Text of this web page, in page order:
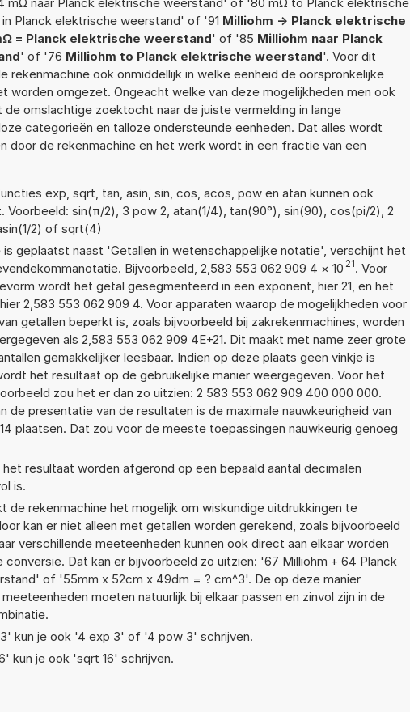
Planck elektrische weerstand' of '91 Milliohm -> Planck elektrische
= Planck elektrische weerstand' of '85 Milliohm naar Planck
' of '76 Milliohm to Planck elektrische weerstand'. Voor dit
rekenmachine ook onmiddellijk in welke eenheid de oorspronkelijke
worden omgezet. Ongeacht welke van deze mogelijkheden men ook
omslachtige zoektocht naar de juiste vermelding in lange
categorieën en talloze ondersteunde eenheden. Dat alles wordt
door de rekenmachine en het werk wordt in een fractie van een
exp, sqrt, tan, asin, sin, cos, acos, pow en atan kunnen ook
Voorbeeld: sin(π/2), 3 pow 2, atan(1/4), tan(90°), sin(90), cos(pi/2), 2
2) of sqrt(4)
is geplaatst naast 'Getallen in wetenschappelijke notatie', verschijnt het
Bijvoorbeeld, 2,583 553 062 909 4 × 10 21. Voor
wordt het getal gesegmenteerd in een exponent, hier 21, en het
2,583 553 062 909 4. Voor apparaten waarop de mogelijkheden voor
getallen beperkt is, zoals bijvoorbeeld bij zakrekenmachines, worden
als 2,583 553 062 909 4E+21. Dit maakt met name zeer grote
gemakkelijker leesbaar. Indien op deze plaats geen vinkje is
het resultaat op de gebruikelijke manier weergegeven. Voor het
zou het er dan zo uitzien: 2 583 553 062 909 400 000 000.
de presentatie van de resultaten is de maximale nauwkeurigheid van
plaatsen. Dat zou voor de meeste toepassingen nauwkeurig genoeg
het resultaat worden afgerond op een bepaald aantal decimalen
is.
de rekenmachine het mogelijk om wiskundige uitdrukkingen te
kan er niet alleen met getallen worden gerekend, zoals bijvoorbeeld
verschillende meeteenheden kunnen ook direct aan elkaar worden
conversie. Dat kan er bijvoorbeeld zo uitzien: '67 Milliohm + 64 Planck
of '55mm x 52cm x 49dm = ? cm^3'. De op deze manier
moeten natuurlijk bij elkaar passen en zinvol zijn in de
kun je ook '4 exp 3' of '4 pow 3' schrijven.
kun je ook 'sqrt 16' schrijven.